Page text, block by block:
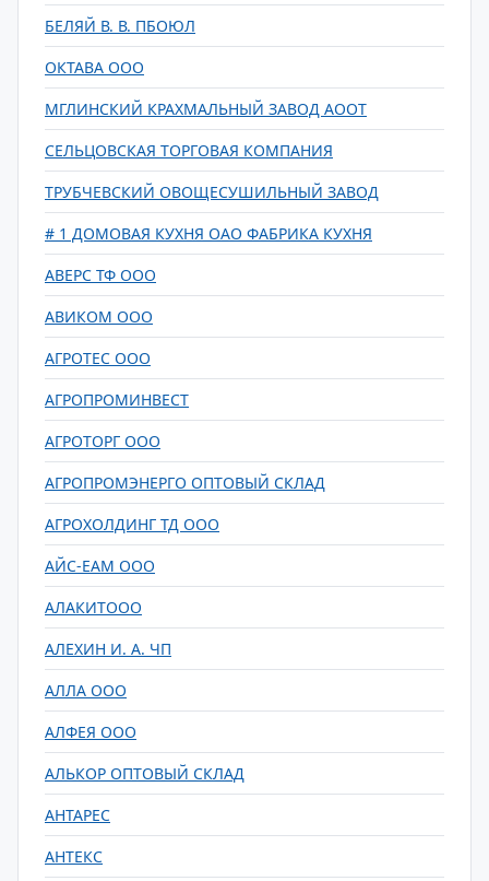
БЕЛЯЙ В. В. ПБОЮЛ
ОКТАВА ООО
МГЛИНСКИЙ КРАХМАЛЬНЫЙ ЗАВОД АООТ
СЕЛЬЦОВСКАЯ ТОРГОВАЯ КОМПАНИЯ
ТРУБЧЕВСКИЙ ОВОЩЕСУШИЛЬНЫЙ ЗАВОД
# 1 ДОМОВАЯ КУХНЯ ОАО ФАБРИКА КУХНЯ
АВЕРС ТФ ООО
АВИКОМ ООО
АГРОТЕС ООО
АГРОПРОМИНВЕСТ
АГРОТОРГ ООО
АГРОПРОМЭНЕРГО ОПТОВЫЙ СКЛАД
АГРОХОЛДИНГ ТД ООО
АЙС-ЕАМ ООО
АЛАКИТООО
АЛЕХИН И. А. ЧП
АЛЛА ООО
АЛФЕЯ ООО
АЛЬКОР ОПТОВЫЙ СКЛАД
АНТАРЕС
АНТЕКС